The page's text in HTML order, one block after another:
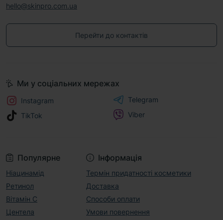
hello@skinpro.com.ua
Перейти до контактів
Популярне
Ніацинамід
Ретинол
Вітамін С
Центела
Інформація
Термін придатності косметики
Доставка
Способи оплати
Умови повернення
Ми у соціальних мережах
Instagram
TikTok
Telegram
Viber